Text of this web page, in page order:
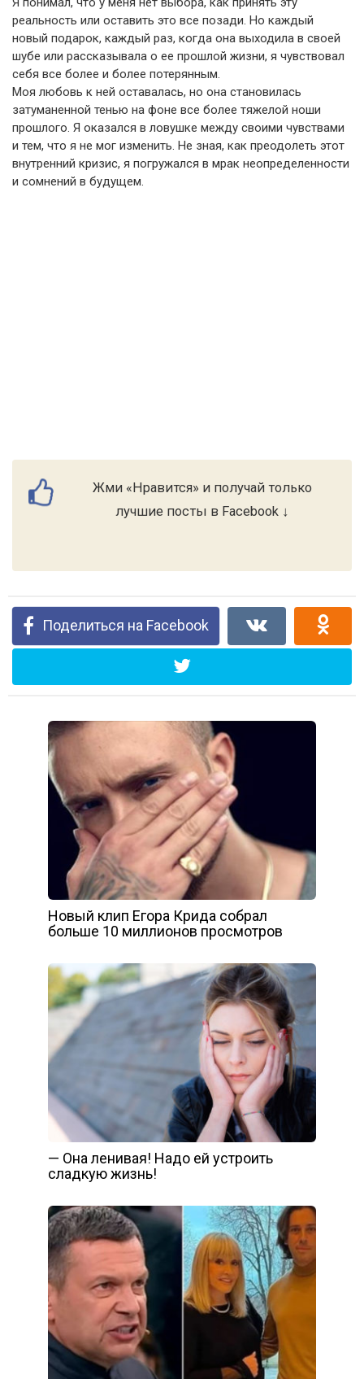
реальность или оставить это все позади. Но каждый
новый подарок, каждый раз, когда она выходила в своей
шубе или рассказывала о ее прошлой жизни, я чувствовал
себя все более и более потерянным.
Моя любовь к ней оставалась, но она становилась
затуманенной тенью на фоне все более тяжелой ноши
прошлого. Я оказался в ловушке между своими чувствами
и тем, что я не мог изменить. Не зная, как преодолеть этот
внутренний кризис, я погружался в мрак неопределенности
и сомнений в будущем.
Жми «Нравится» и получай только
лучшие посты в Facebook ↓
Поделиться на Facebook
Новый клип Егора Крида собрал
больше 10 миллионов просмотров
— Она ленивая! Надо ей устроить
сладкую жизнь!